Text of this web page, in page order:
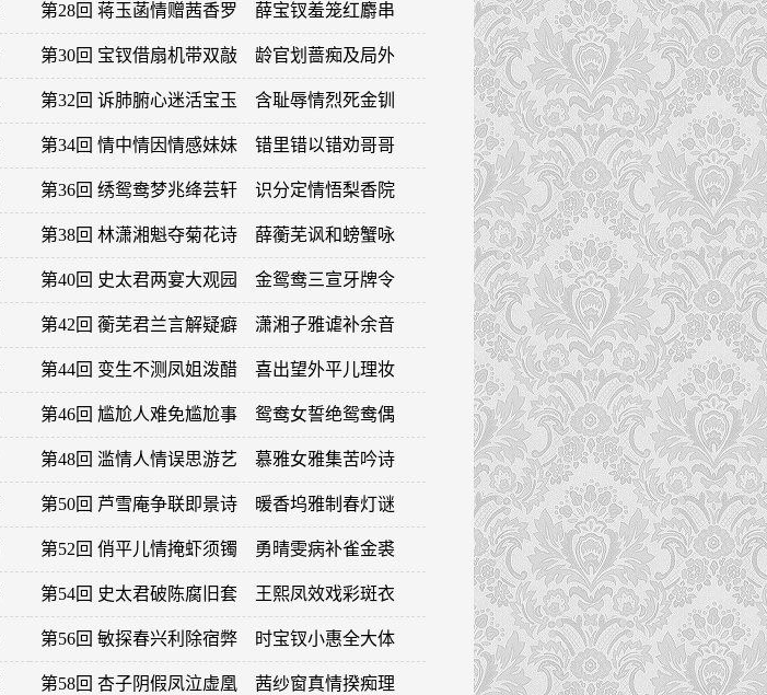
第28回 蒋玉菡情赠茜香罗 薛宝钗羞笼红麝串
第30回 宝钗借扇机带双敲 龄官划蔷痴及局外
第32回 诉肺腑心迷活宝玉 含耻辱情烈死金钏
第34回 情中情因情感妹妹 错里错以错劝哥哥
第36回 绣鸳鸯梦兆绛芸轩 识分定情悟梨香院
第38回 林潇湘魁夺菊花诗 薛蘅芜讽和螃蟹咏
第40回 史太君两宴大观园 金鸳鸯三宣牙牌令
第42回 蘅芜君兰言解疑癖 潇湘子雅谑补余音
第44回 变生不测凤姐泼醋 喜出望外平儿理妆
第46回 尴尬人难免尴尬事 鸳鸯女誓绝鸳鸯偶
第48回 滥情人情误思游艺 慕雅女雅集苦吟诗
第50回 芦雪庵争联即景诗 暖香坞雅制春灯谜
第52回 俏平儿情掩虾须镯 勇晴雯病补雀金裘
第54回 史太君破陈腐旧套 王熙凤效戏彩斑衣
第56回 敏探春兴利除宿弊 时宝钗小惠全大体
第58回 杏子阴假凤泣虚凰 茜纱窗真情揆痴理